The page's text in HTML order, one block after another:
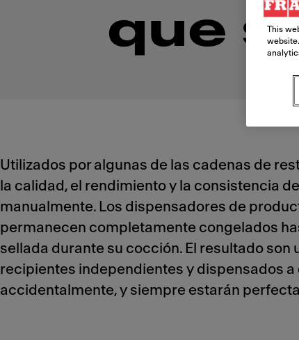
que
Utilizados por algunas de las cadenas de
la calidad, el rendimiento y la consistencia
manualmente. Los dispensadores de
permanecen completamente congelados
sellada durante su cocción. El resultado
recipientes independientes y dispensados
accidentalmente, y siempre estarán
This